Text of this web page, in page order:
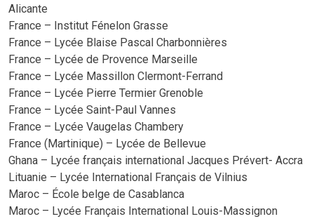
Alicante
France – Institut Fénelon Grasse
France – Lycée Blaise Pascal Charbonnières
France – Lycée de Provence Marseille
France – Lycée Massillon Clermont-Ferrand
France – Lycée Pierre Termier Grenoble
France – Lycée Saint-Paul Vannes
France – Lycée Vaugelas Chambery
France (Martinique) – Lycée de Bellevue
Ghana – Lycée français international Jacques Prévert- Accra
Lituanie – Lycée International Français de Vilnius
Maroc – École belge de Casablanca
Maroc – Lycée Français International Louis-Massignon